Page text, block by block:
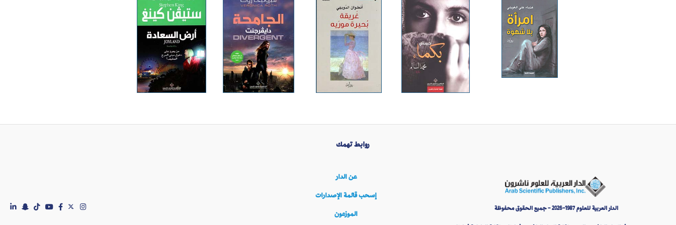
روابط تهمك
عن الدار
إسحب قائمة الإصدارات
الموزعون
الدار العربية للعلوم 1987-2026 - جميع الحقوق محفوظة